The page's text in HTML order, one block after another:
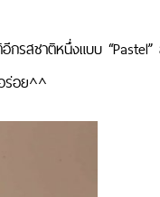
กรสชาติหนึ่งแบบ
ร่อย^^